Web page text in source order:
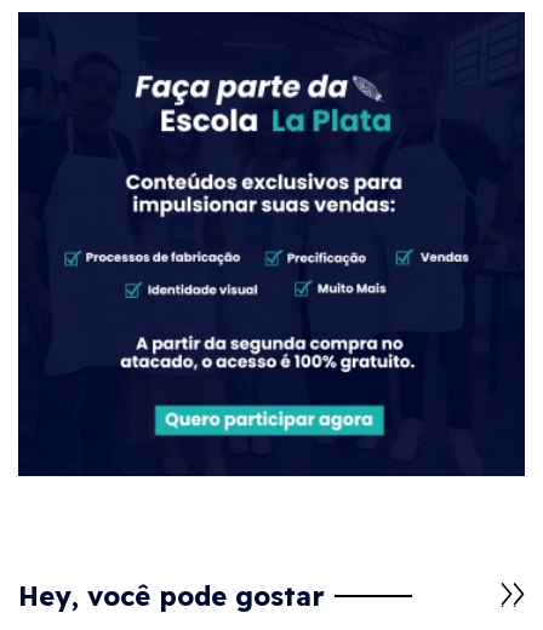
Hey, você pode gostar